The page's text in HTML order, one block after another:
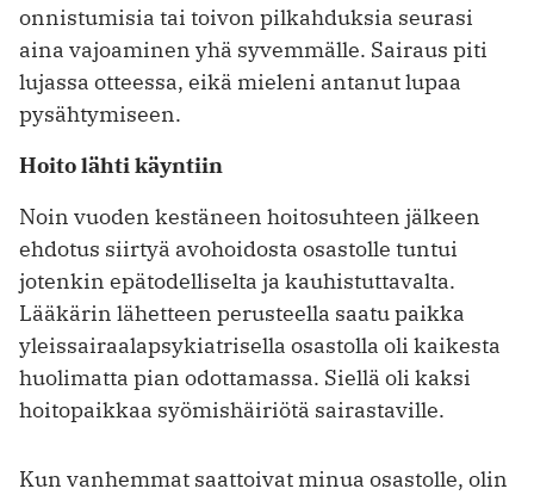
onnistumisia tai toivon pilkahduksia seurasi
aina vajoaminen yhä syvemmälle. Sairaus piti
lujassa otteessa, eikä mieleni antanut lupaa
pysähtymiseen.
Hoito lähti käyntiin
Noin vuoden kestäneen hoitosuhteen jälkeen
ehdotus siirtyä avohoidosta osastolle tuntui
jotenkin epätodelliselta ja kauhistuttavalta.
Lääkärin lähetteen perusteella saatu paikka
yleissairaalapsykiatrisella osastolla oli kaikesta
huolimatta pian odottamassa. Siellä oli kaksi
hoitopaikkaa syömishäiriötä sairastaville.
Kun vanhemmat saattoivat minua osastolle, olin